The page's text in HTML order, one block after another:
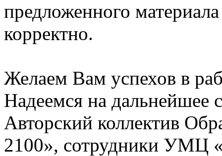
предложенного
корректно.
Желаем Вам успехов в
Надеемся на дальнейшее
Авторский коллектив
2100», сотрудники УМЦ